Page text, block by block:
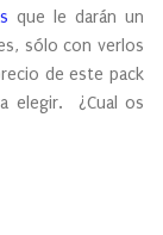
que le darán un
sólo con verlos
de este pack
elegir. ¿Cual os